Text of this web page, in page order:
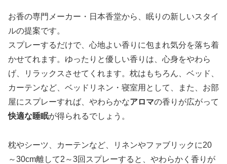
お香の専門メーカー・日本香堂から、眠りの新しいスタイ
ルの提案です。
スプレーするだけで、心地よい香りに包まれ気分を落ち着
かせてれます。ゆったりと優しい香りは、心身をやわら
げ、リラックスさせてくれます。枕はもちろん、ベッド、
カーテンなど、ベッドリネン・寝室用として、また、お部
屋にスプレーすれば、やわらかなアロマの香りが広がって
快適な睡眠が得られるでしょう。
枕やシーツ、カーテンなど、リネンやファブリックに20
～30cm離して2～3回スプレーすると、やわらかく香りが